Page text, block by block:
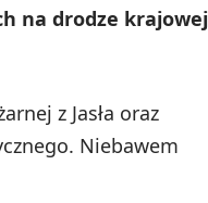
na drodze krajowej
z Jasła oraz
Niebawem